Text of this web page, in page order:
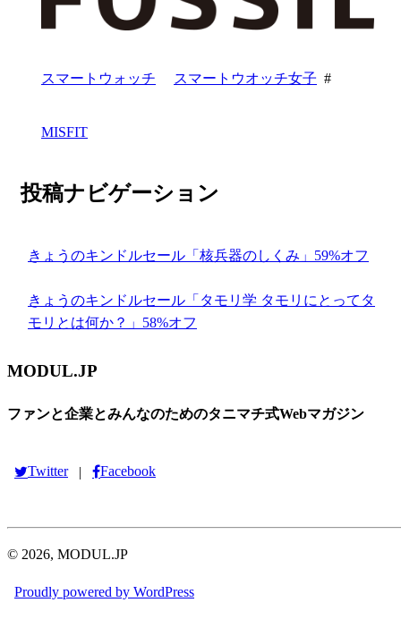
スマートウォッチ スマートウオッチ女子 #
MISFIT
投稿ナビゲーション
きょうのキンドルセール「核兵器のしくみ」59%オフ
きょうのキンドルセール「タモリ学 タモリにとってタ
モリとは何か？」58%オフ
MODUL.JP
ファンと企業とみんなのためのタニマチ式Webマガジン
Twitter | Facebook
© 2026, MODUL.JP
Proudly powered by WordPress